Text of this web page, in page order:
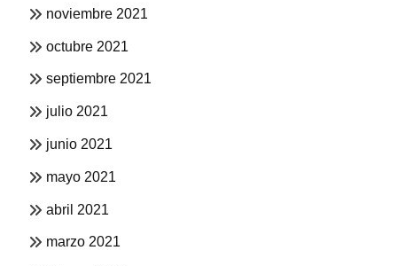
noviembre 2021
octubre 2021
septiembre 2021
julio 2021
junio 2021
mayo 2021
abril 2021
marzo 2021